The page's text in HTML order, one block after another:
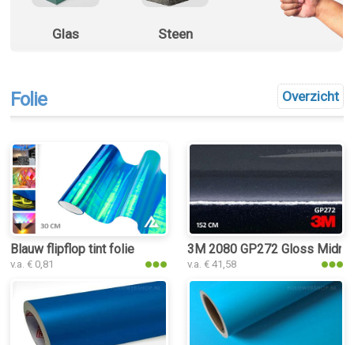
Glas Steen
Overzicht
Folie
Blauw flipflop tint folie
v.a. € 0,81
3M 2080 GP272 Gloss
v.a. € 41,58